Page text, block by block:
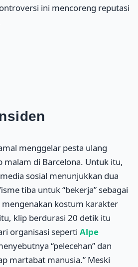
ini mencoreng reputasi
menggelar pesta ulang
malam di Barcelona. Untuk itu,
sosial menunjukkan dua
tiba untuk “bekerja” sebagai
kostum karakter
klip berdurasi 20 detik itu
organisasi seperti Alpe
“pelecehan” dan
martabat manusia.” Meski